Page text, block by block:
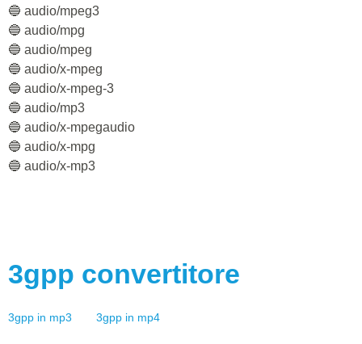
🔵 audio/mpeg3
🔵 audio/mpg
🔵 audio/mpeg
🔵 audio/x-mpeg
🔵 audio/x-mpeg-3
🔵 audio/mp3
🔵 audio/x-mpegaudio
🔵 audio/x-mpg
🔵 audio/x-mp3
3gpp convertitore
3gpp in mp3 3gpp in mp4